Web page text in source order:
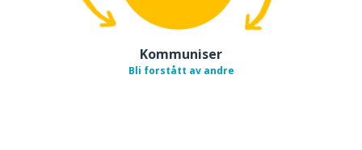
Kommuniser
Bli forstått av andre